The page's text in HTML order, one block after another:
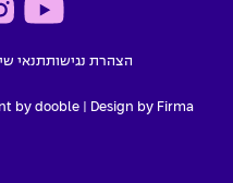
הצהרת נגישותתנאי
Design by Firma |
by dooble